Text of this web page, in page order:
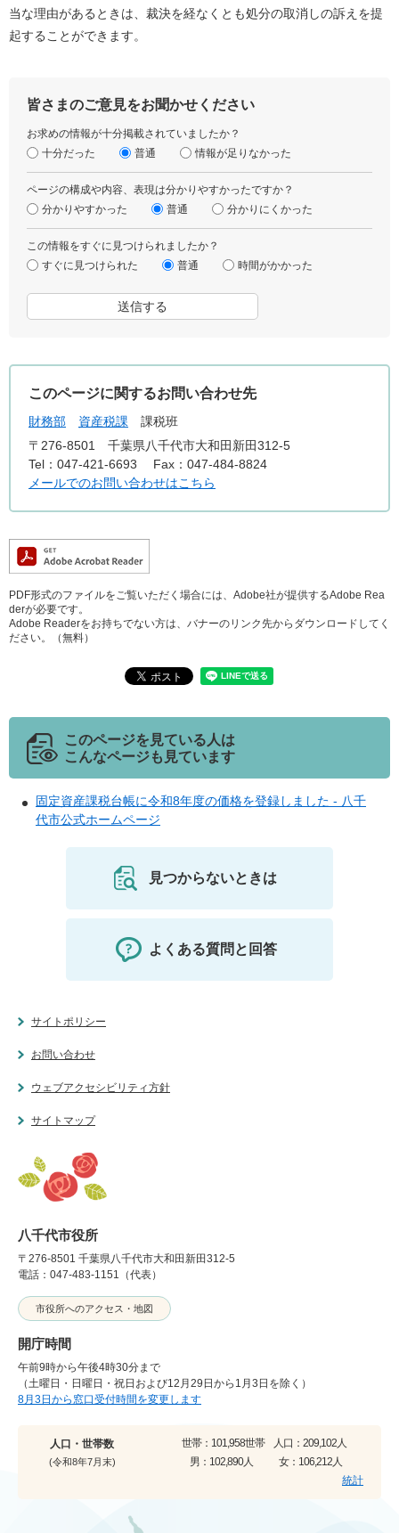
当な理由があるときは、裁決を経なくとも処分の取消しの訴えを提
起することができます。
皆さまのご意見をお聞かせください
お求めの情報が十分掲載されていましたか？
十分だった
普通 情報が足りなかった
ページの構成や内容、表現は分かりやすかったですか？
分かりやすかった
普通 分かりにくかった
この情報をすぐに見つけられましたか？
すぐに見つけられた
普通 時間がかかった
このページに関するお問い合わせ先
財務部 資産税課
課税班
〒276-8501
千葉県八千代市大和田新田312-5
Tel：047-421-6693
Fax：047-484-8824
メールでのお問い合わせはこちら
PDF形式のファイルをご覧いただく場合には、Adobe社が提供するAdobe Rea
derが必要です。
Adobe Readerをお持ちでない方は、バナーのリンク先からダウンロードしてく
ださい。（無料）
このページを見ている人は
こんなページも見ています
固定資産課税台帳に令和8年度の価格を登録しました - 八千
代市公式ホームページ
見つからないときは
よくある質問と回答
サイトポリシー
お問い合わせ
ウェブアクセシビリティ方針
サイトマップ
八千代市役所
〒276-8501 千葉県八千代市大和田新田312-5
電話：047-483-1151（代表）
市役所へのアクセス・地図
開庁時間
午前9時から午後4時30分まで
（土曜日・日曜日・祝日および12月29日から1月3日を除く）
8月3日から窓口受付時間を変更します
人口・世帯数
(令和8年7月末)
世帯： 101,958世帯 人口： 209,102人
男： 102,890人 女： 106,212人
統計